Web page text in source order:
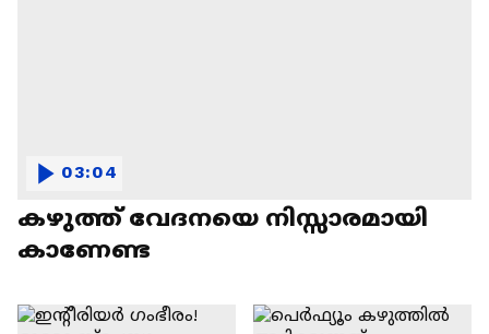
കഴുത്ത് വേദനയെ നിസ്സാരമായി
കാണേണ്ട
03:04